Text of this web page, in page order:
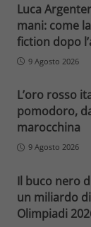
Luca
mani: come
fiction dopo
9 Agosto 2026
L’oro rosso
pomodoro,
marocchina
9 Agosto 2026
Il buco nero
un miliardo
Olimpiadi